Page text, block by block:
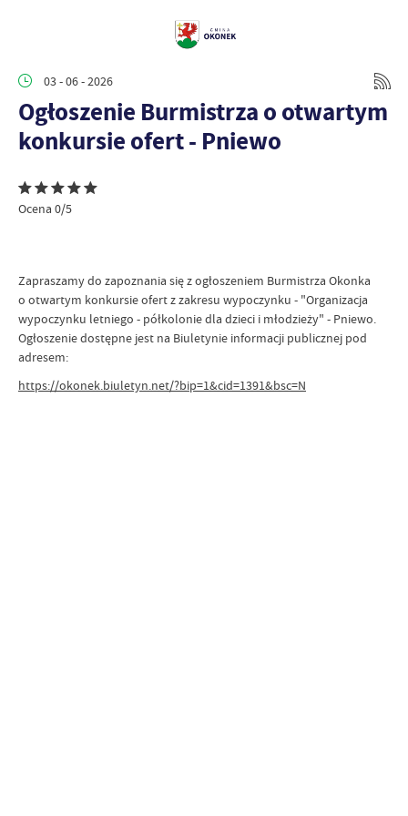
03 - 06 - 2026
Ogłoszenie Burmistrza o otwartym
konkursie ofert - Pniewo
Ocena 0/5
Zapraszamy do zapoznania się z ogłoszeniem Burmistrza Okonka
o otwartym konkursie ofert z zakresu wypoczynku - "Organizacja
wypoczynku letniego - półkolonie dla dzieci i młodzieży" - Pniewo.
Ogłoszenie dostępne jest na Biuletynie informacji publicznej pod
adresem:
https://okonek.biuletyn.net/?bip=1&cid=1391&bsc=N